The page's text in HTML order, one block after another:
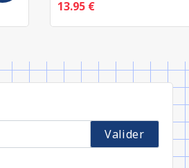
13.95 €